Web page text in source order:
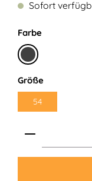
Sofort
Farbeauswählen
Anthrazit
Größeauswählen
54
Produkt